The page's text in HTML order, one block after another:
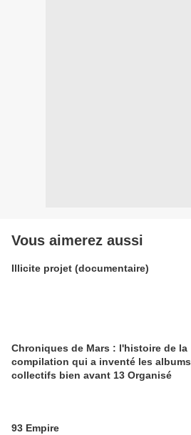
Vous aimerez aussi
Illicite projet (documentaire)
Chroniques de Mars : l'histoire de la
compilation qui a inventé les albums
collectifs bien avant 13 Organisé
93 Empire